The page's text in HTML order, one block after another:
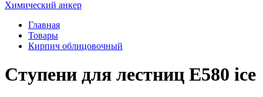
Химический анкер
Главная
Товары
Кирпич облицовочный
Ступени для лестниц Е580 ice